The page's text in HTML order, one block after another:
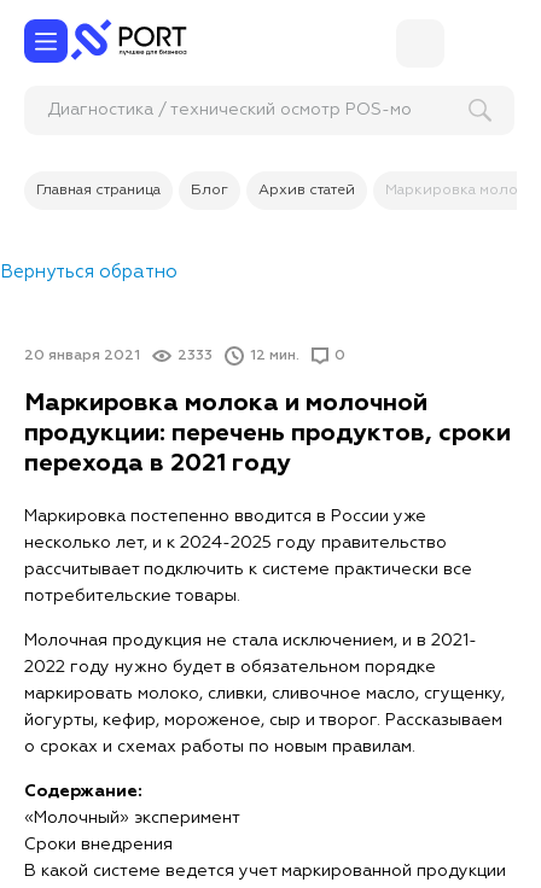
Диагностика / технический о
Главная страница Блог Архив статей Маркировка молока
Вернуться обратно
20 января 2021 2333 12 мин. 0
Маркировка молока и молочной
продукции: перечень продуктов, сроки
перехода в 2021 году
Маркировка постепенно вводится в России уже
несколько лет, и к 2024-2025 году правительство
рассчитывает подключить к системе практически все
потребительские товары.
Молочная продукция не стала исключением, и в 2021-
2022 году нужно будет в обязательном порядке
маркировать молоко, сливки, сливочное масло, сгущенку,
йогурты, кефир, мороженое, сыр и творог. Рассказываем
о сроках и схемах работы по новым правилам.
Содержание:
«Молочный» эксперимент
Сроки внедрения
В какой системе ведется учет маркированной продукции